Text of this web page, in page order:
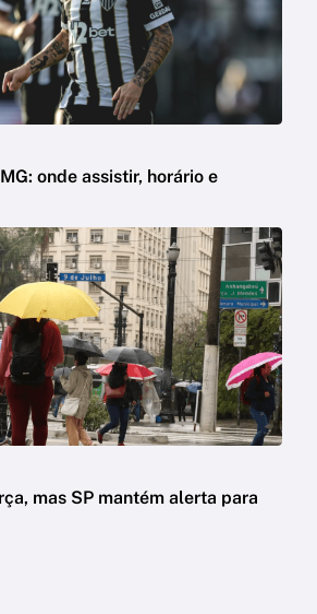
onde assistir, horário e
mas SP mantém alerta para